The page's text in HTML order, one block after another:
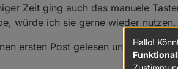
Zeit ging auch das manuele
würde ich sie gerne wieder nutzen.
ersten Post gelesen und bin mit
Hallo!